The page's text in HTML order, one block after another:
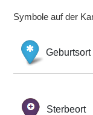
Symbole auf der
Geburtsort
Sterbeort